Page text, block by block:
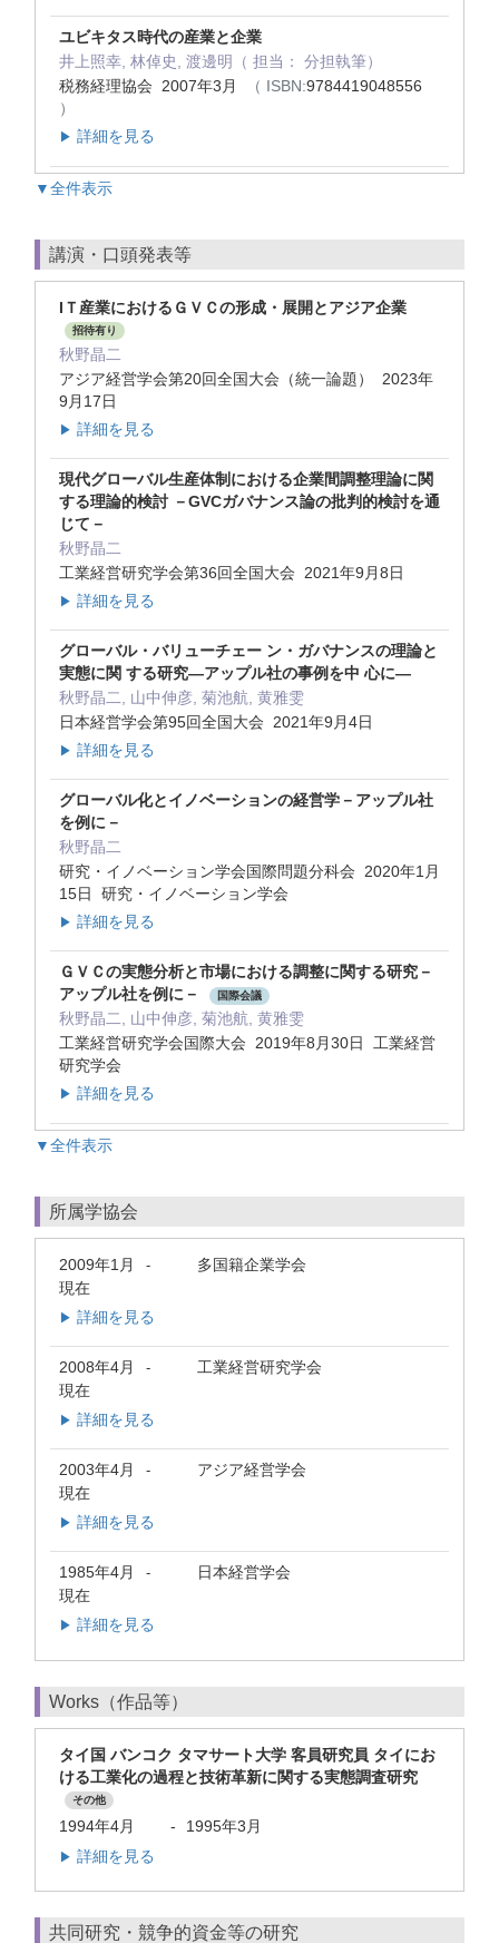
ユビキタス時代の産業と企業
井上照幸, 林倬史, 渡邊明（ 担当： 分担執筆）
税務経理協会 2007年3月
（ ISBN:9784419048556
）
▶ 詳細を見る
▼全件表示
講演・口頭発表等
IＴ産業におけるＧＶＣの形成・展開とアジア企業
招待有り
秋野晶二
アジア経営学会第20回全国大会（統一論題） 2023年
9月17日
▶ 詳細を見る
現代グローバル生産体制における企業間調整理論に関
する理論的検討 －GVCガバナンス論の批判的検討を通
じて－
秋野晶二
工業経営研究学会第36回全国大会 2021年9月8日
▶ 詳細を見る
グローバル・バリューチェー ン・ガバナンスの理論と
実態に関 する研究―アップル社の事例を中 心に―
秋野晶二, 山中伸彦, 菊池航, 黄雅雯
日本経営学会第95回全国大会 2021年9月4日
▶ 詳細を見る
グローバル化とイノベーションの経営学－アップル社
を例に－
秋野晶二
研究・イノベーション学会国際問題分科会 2020年1月
15日 研究・イノベーション学会
▶ 詳細を見る
ＧＶＣの実態分析と市場における調整に関する研究－
アップル社を例に－
国際会議
秋野晶二, 山中伸彦, 菊池航, 黄雅雯
工業経営研究学会国際大会 2019年8月30日 工業経営
研究学会
▶ 詳細を見る
▼全件表示
所属学協会
2009年1月 -
現在
多国籍企業学会
▶ 詳細を見る
2008年4月 -
現在
工業経営研究学会
▶ 詳細を見る
2003年4月 -
現在
アジア経営学会
▶ 詳細を見る
1985年4月 -
現在
日本経営学会
▶ 詳細を見る
Works（作品等）
タイ国 バンコク タマサート大学 客員研究員 タイにお
ける工業化の過程と技術革新に関する実態調査研究
その他
1994年4月 - 1995年3月
▶ 詳細を見る
共同研究・競争的資金等の研究